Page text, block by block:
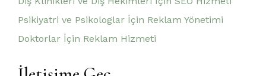
Psikiyatri ve Psikologlar İçin Reklam Yönetimi
Doktorlar İçin Reklam Hizmeti